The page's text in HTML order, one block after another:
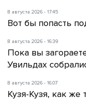
8 августа 2026 - 17:45
Вот бы попасть
8 августа 2026 - 16:39
Пока вы
Увильдах
8 августа 2026 - 16:07
Кузя-Кузя, как же